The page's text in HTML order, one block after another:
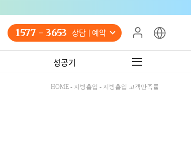
1577 - 3653 상담 예약
성공기
HOME - 지방흡입 - 지방흡입 고객만족률